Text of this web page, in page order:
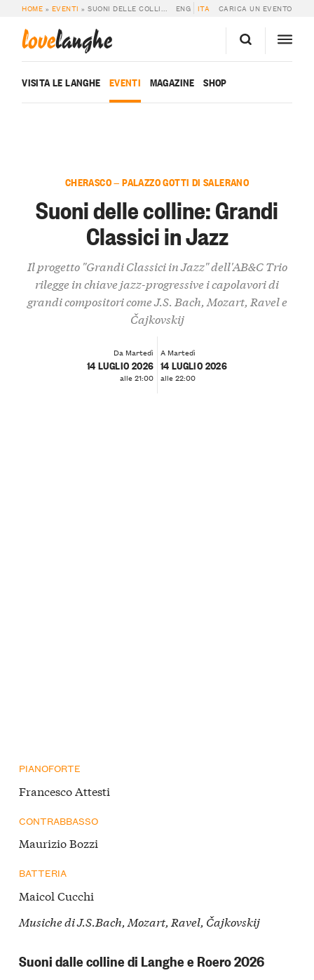
HOME » EVENTI »SUONI DELLE COLLINE: GRANDI CLASSICI IN JAZZ ENG ITA CARICA UN EVENTO
lovelanghe
VISITA LE LANGHE EVENTI MAGAZINE SHOP
CHERASCO — PALAZZO GOTTI DI SALERANO
Suoni delle colline: Grandi
Classici in Jazz
Il progetto "Grandi Classici in Jazz" dell'AB&C Trio
rilegge in chiave jazz-progressive i capolavori di
grandi compositori come J.S. Bach, Mozart, Ravel e
Čajkovskij
Da Martedì
14 LUGLIO 2026
alle 21:00
A Martedì
14 LUGLIO 2026
alle 22:00
PIANOFORTE
Francesco Attesti
CONTRABBASSO
Maurizio Bozzi
BATTERIA
Maicol Cucchi
Musiche di J.S.Bach, Mozart, Ravel, Čajkovskij
Suoni dalle colline di Langhe e Roero 2026